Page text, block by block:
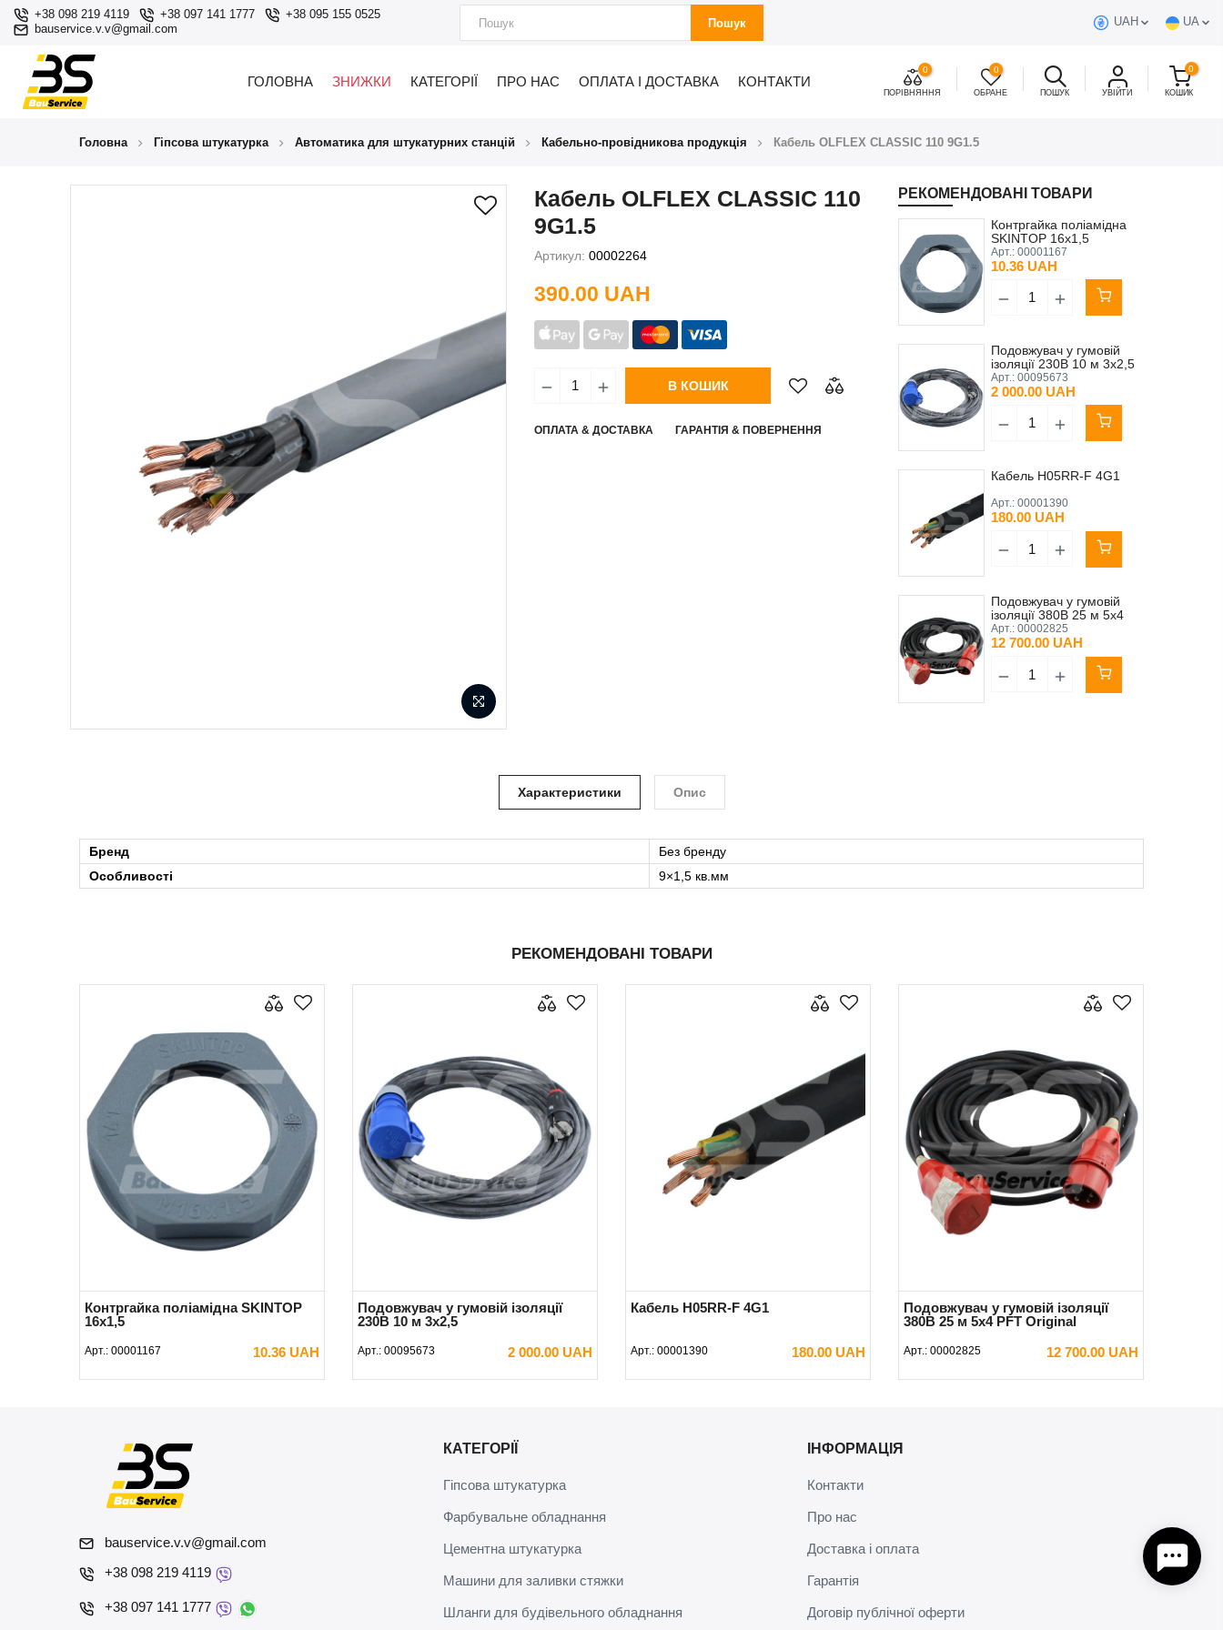
+38 098 219 4119 +38 097 141 1777
+38 095 155 0525
bauservice.v.v@gmail.com
Пошук UAH UA
ГОЛОВНА ЗНИЖКИ КАТЕГОРІЇ ПРО НАС ОПЛАТА І ДОСТАВКА КОНТАКТИ
0
ПОРІВНЯННЯ
0
ОБРАНЕ ПОШУК УВІЙТИ
0
КОШИК
Головна Гіпсова штукатурка Автоматика для штукатурних станцій Кабельно-провідникова продукція Кабель OLFLEX CLASSIC 110 9G1.5
Кабель OLFLEX CLASSIC 110
9G1.5
Артикул: 00002264
390.00 UAH
В КОШИК
ОПЛАТА & ДОСТАВКА ГАРАНТІЯ & ПОВЕРНЕННЯ
РЕКОМЕНДОВАНІ ТОВАРИ
Контргайка поліамідна
SKINTOP 16x1,5
Арт.: 00001167
10.36 UAH
Подовжувач у гумовій
ізоляції 230В 10 м 3х2,5
Арт.: 00095673
2 000.00 UAH
Кабель H05RR-F 4G1
Арт.: 00001390
180.00 UAH
Подовжувач у гумовій
ізоляції 380В 25 м 5х4
PFT Original
Арт.: 00002825
12 700.00 UAH
Характеристики Опис
Бренд
Без бренду
Особливості
9×1,5 кв.мм
РЕКОМЕНДОВАНІ ТОВАРИ
Контргайка поліамідна SKINTOP
16x1,5
Арт.: 00001167 10.36 UAH
В КОШИК
Подовжувач у гумовій ізоляції
230В 10 м 3х2,5
Арт.: 00095673 2 000.00 UAH
В КОШИК
Кабель H05RR-F 4G1
Арт.: 00001390 180.00 UAH
В КОШИК
Подовжувач у гумовій ізоляції
380В 25 м 5х4 PFT Original
Арт.: 00002825 12 700.00 UAH
В КОШИК
bauservice.v.v@gmail.com
+38 098 219 4119
+38 097 141 1777
КАТЕГОРІЇ
Гіпсова штукатурка
Фарбувальне обладнання
Цементна штукатурка
Машини для заливки стяжки
Шланги для будівельного обладнання
ІНФОРМАЦІЯ
Контакти
Про нас
Доставка і оплата
Гарантія
Договір публічної оферти